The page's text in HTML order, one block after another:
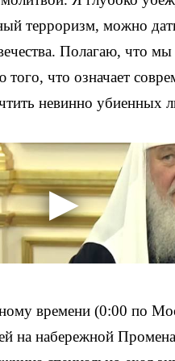
терроризм, можно
Полагаю, что
что означает
невинно убиенных
времени (0:00 по
на набережной